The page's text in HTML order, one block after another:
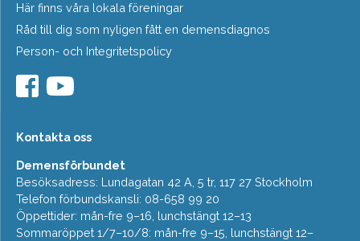
Här finns våra lokala föreningar
Råd till dig som nyligen fått en demensdiagnos
Person- och Integritetspolicy
Kontakta oss
Demensförbundet
Besöksadress: Lundagatan 42 A, 5 tr, 117 27 Stockholm
Telefon förbundskansli: 08-658 99 20
Öppettider: mån-fre 9–16, lunchstängt 12–13
Sommaröppet 1/7–10/8: mån-fre 9–15, lunchstängt 12–